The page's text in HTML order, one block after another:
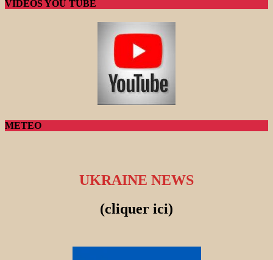
VIDEOS YOU TUBE
METEO
UKRAINE NEWS
(cliquer ici)